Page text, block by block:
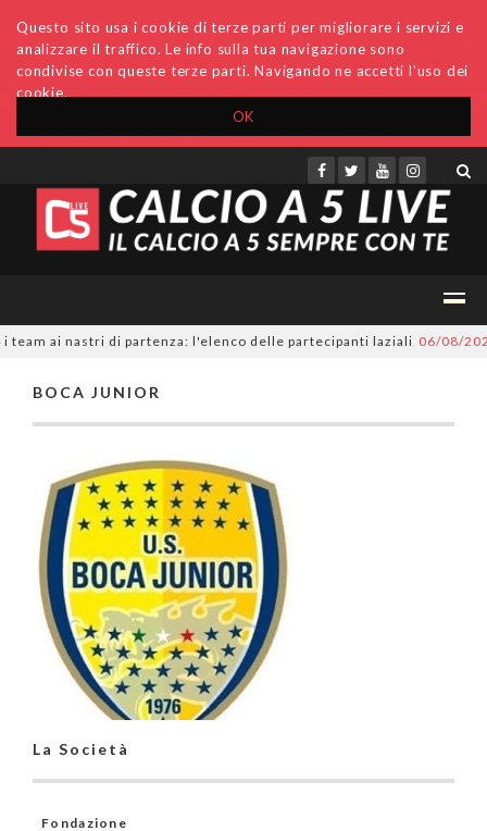
OK
Questo sito usa i cookie di terze parti per migliorare i servizi e
analizzare il traffico. Le info sulla tua navigazione sono
condivise con queste terze parti. Navigando ne accetti l'uso dei
cookie.
Accedi Archivio Invio comunicati Redazione
ai nastri di partenza: l'elenco delle partecipanti laziali 06/08/
BOCA JUNIOR
La Società
Fondazione